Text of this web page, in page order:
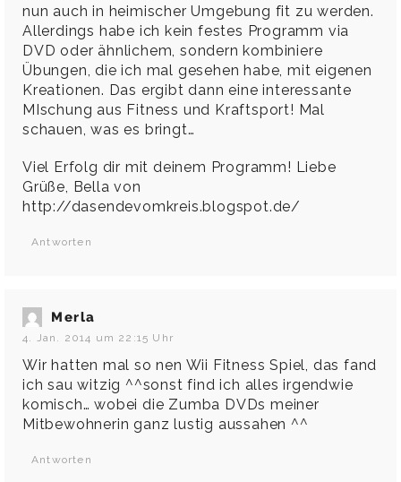
nun auch in heimischer Umgebung fit zu werden.
Allerdings habe ich kein festes Programm via
DVD oder ähnlichem, sondern kombiniere
Übungen, die ich mal gesehen habe, mit eigenen
Kreationen. Das ergibt dann eine interessante
MIschung aus Fitness und Kraftsport! Mal
schauen, was es bringt…
Viel Erfolg dir mit deinem Programm! Liebe
Grüße, Bella von
http://dasendevomkreis.blogspot.de/
Antworten
Merla
4. Jan. 2014 um 22:15 Uhr
Wir hatten mal so nen Wii Fitness Spiel, das fand
ich sau witzig ^^sonst find ich alles irgendwie
komisch… wobei die Zumba DVDs meiner
Mitbewohnerin ganz lustig aussahen ^^
Antworten